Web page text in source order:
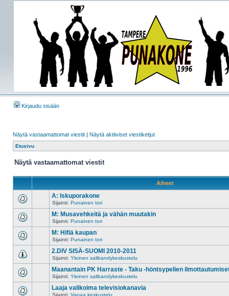
Kirjaudu sisään
Näytä vastaamattomat viestit | Näytä aktiiviset viestiketjut
Etusivu
Näytä vastaamattomat viestit
Aiheet
A: Iskuporakone
Sijainti: Punainen tori
M: Musavehkeitä ja vähän muutakin
Sijainti: Punainen tori
M: Hifiä kaupan
Sijainti: Punainen tori
2.DIV SISÄ-SUOMI 2010-2011
Sijainti: Yleinen salibandykeskustelu
Maanantain PK Harraste - Taku -höntsypelien
Sijainti: Yleinen salibandykeskustelu
Laaja valikoima televisiokanavia
Sijainti: Vapaa keskustelu